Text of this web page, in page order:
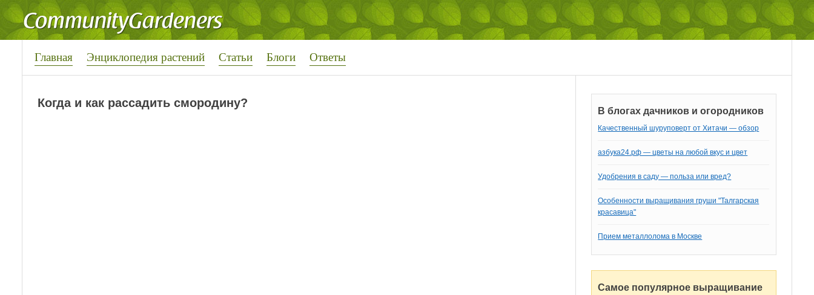
Главная Энциклопедия растений Статьи Блоги Ответы
Когда и как рассадить смородину?
В блогах дачников и огородников
Качественный шуруповерт от Хитачи — обзор
азбука24.рф — цветы на любой вкус и цвет
Удобрения в саду — польза или вред?
Особенности выращивания груши "Талгарская
красавица"
Прием металлолома в Москве
Самое популярное выращивание